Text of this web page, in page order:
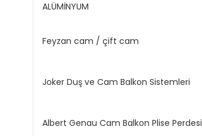
ALÜMİNYUM
Feyzan cam / çift cam
Joker Duş ve Cam Balkon Sistemleri
Albert Genau Cam Balkon Plise Perdesi